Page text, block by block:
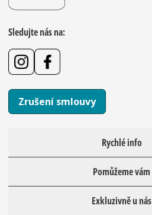
Sledujte nás na:
Zrušení smlouvy
Rychlé info
Pomůžeme vám
Exkluzivně u nás